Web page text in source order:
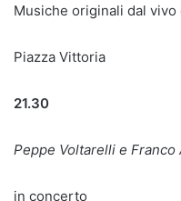
Musiche originali dal vivo
Piazza Vittoria
21.30
Peppe Voltarelli e Franco
in concerto